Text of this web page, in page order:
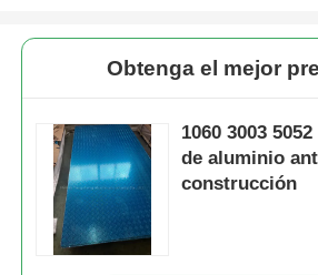
Obtenga el mejor
1060 3003
de aluminio
construcción